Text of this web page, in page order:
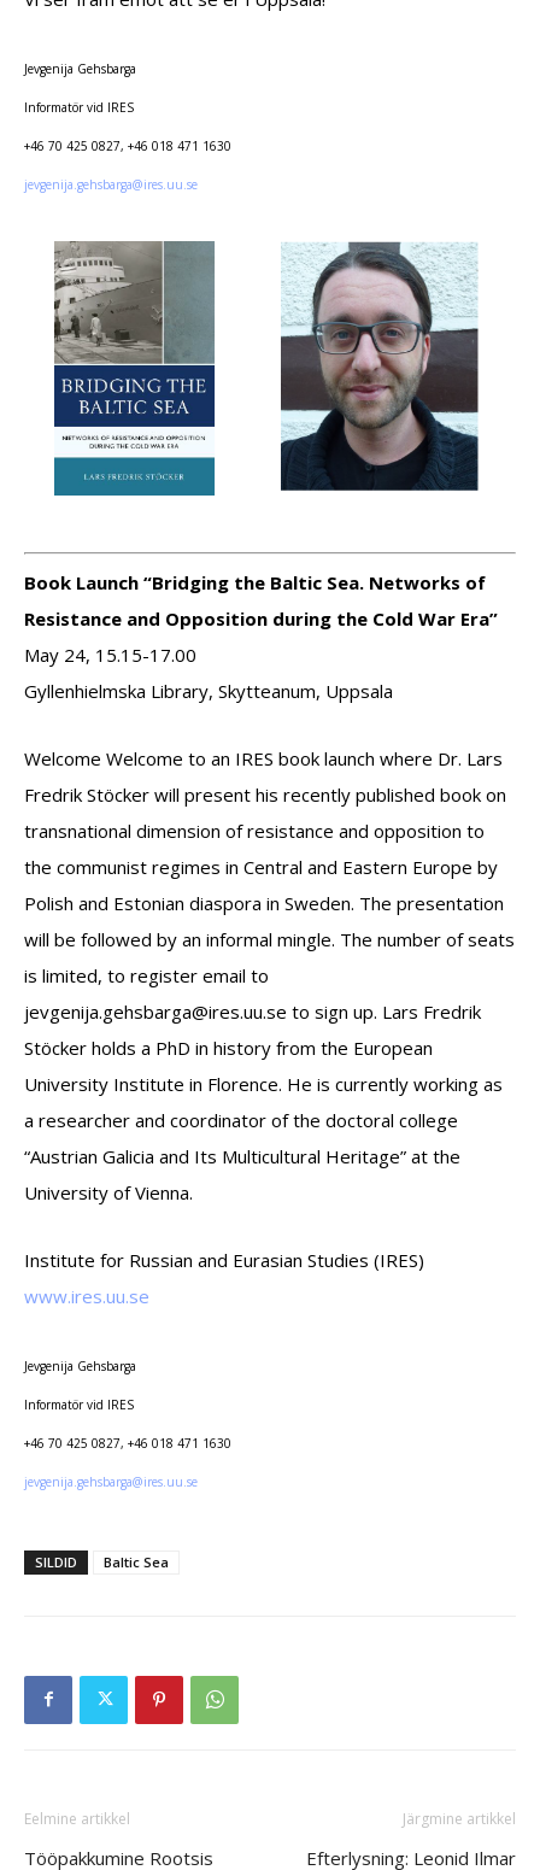
Jevgenija Gehsbarga
Informatör vid IRES
+46 70 425 0827, +46 018 471 1630
es.uu
.seri
@agra
bsheg
.ajin
egvej
Book Launch “Bridging the Baltic Sea. Networks of
Resistance and Opposition during the Cold War Era”
May 24, 15.15-17.00
Gyllenhielmska Library, Skytteanum, Uppsala
Welcome Welcome to an IRES book launch where Dr. Lars
Fredrik Stöcker will present his recently published book on
transnational dimension of resistance and opposition to
the communist regimes in Central and Eastern Europe by
Polish and Estonian diaspora in Sweden. The presentation
will be followed by an informal mingle. The number of seats
is limited, to register email to
es.uu
.seri
@agra
bsheg
.ajin
egvej
to sign up. Lars Fredrik
Stöcker holds a PhD in history from the European
University Institute in Florence. He is currently working as
a researcher and coordinator of the doctoral college
“Austrian Galicia and Its Multicultural Heritage” at the
University of Vienna.
Institute for Russian and Eurasian Studies (IRES)
www.ires.uu.se
Jevgenija Gehsbarga
Informatör vid IRES
+46 70 425 0827, +46 018 471 1630
es.uu
.seri
@agra
bsheg
.ajin
egvej
SILDID Baltic Sea
Eelmine artikkel
Tööpakkumine Rootsis
Järgmine artikkel
Efterlysning: Leonid Ilmar